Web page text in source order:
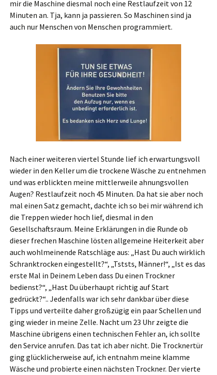
mir die Maschine diesmal noch eine Restlaufzeit von 12
Minuten an. Tja, kann ja passieren. So Maschinen sind ja
auch nur Menschen von Menschen programmiert.
Nach einer weiteren viertel Stunde lief ich erwartungsvoll
wieder in den Keller um die trockene Wäsche zu entnehmen
und was erblickten meine mittlerweile ahnungsvollen
Augen? Restlaufzeit noch 45 Minuten. Da hat sie aber noch
mal einen Satz gemacht, dachte ich so bei mir während ich
die Treppen wieder hoch lief, diesmal in den
Gesellschaftsraum. Meine Erklärungen in die Runde ob
dieser frechen Maschine lösten allgemeine Heiterkeit aber
auch wohlmeinende Ratschläge aus: „Hast Du auch wirklich
Schranktrocken eingestellt?“, „Tststs, Männer!“, „Ist es das
erste Mal in Deinem Leben dass Du einen Trockner
bedienst?“, „Hast Du überhaupt richtig auf Start
gedrückt?“.. Jedenfalls war ich sehr dankbar über diese
Tipps und verteilte daher großzügig ein paar Schellen und
ging wieder in meine Zelle. Nacht um 23 Uhr zeigte die
Maschine übrigens einen technischen Fehler an, ich sollte
den Service anrufen. Das tat ich aber nicht. Die Trocknertür
ging glücklicherweise auf, ich entnahm meine klamme
Wäsche und probierte einen nächsten Trockner. Der vierte